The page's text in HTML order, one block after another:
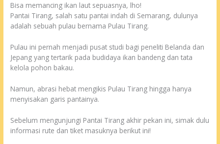
Bisa memancing ikan laut sepuasnya, lho!
Pantai Tirang, salah satu pantai indah di Semarang, dulunya
adalah sebuah pulau bernama Pulau Tirang.
Pulau ini pernah menjadi pusat studi bagi peneliti Belanda dan
Jepang yang tertarik pada budidaya ikan bandeng dan tata
kelola pohon bakau.
Namun, abrasi hebat mengikis Pulau Tirang hingga hanya
menyisakan garis pantainya.
Sebelum mengunjungi Pantai Tirang akhir pekan ini, simak dulu
informasi rute dan tiket masuknya berikut ini!